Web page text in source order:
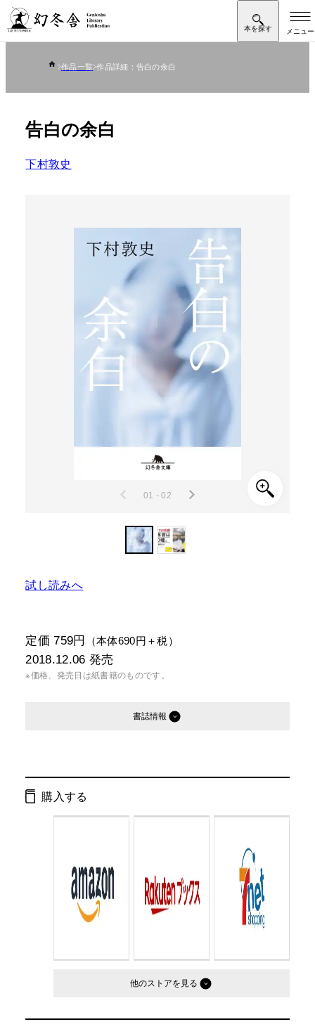
作品一覧 作品詳細：告白の余白
告白の余白
下村敦史
01 - 02
試し読みへ
定価 759円 （本体690円＋税）
2018.12.06 発売
※価格、発売日は紙書籍のものです。
書誌情報
ISBN：
購入する
他のストア